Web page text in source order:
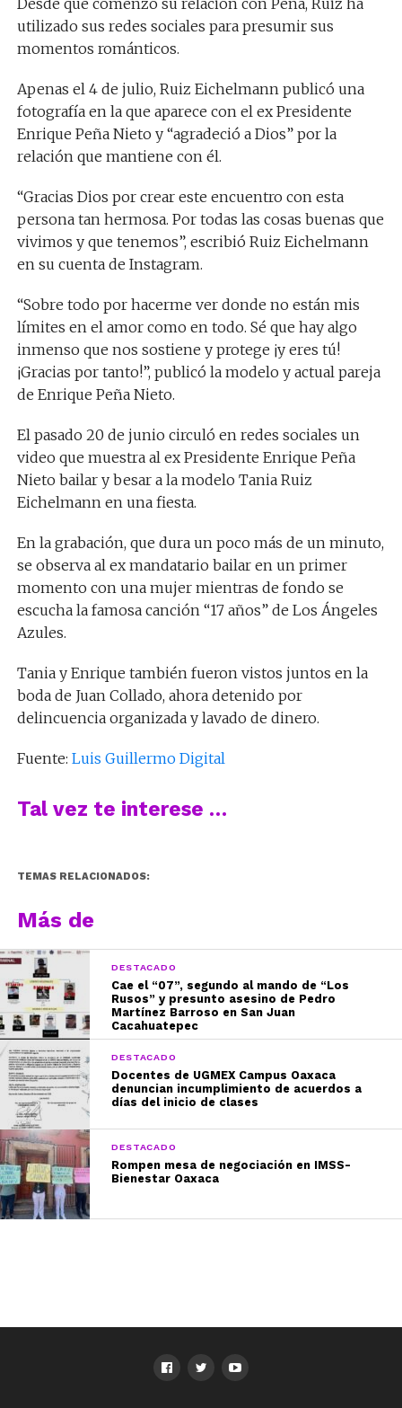
Desde que comenzó su relación con Peña, Ruiz ha
utilizado sus redes sociales para presumir sus
momentos románticos.
Apenas el 4 de julio, Ruiz Eichelmann publicó una
fotografía en la que aparece con el ex Presidente
Enrique Peña Nieto y “agradeció a Dios” por la
relación que mantiene con él.
“Gracias Dios por crear este encuentro con esta
persona tan hermosa. Por todas las cosas buenas que
vivimos y que tenemos”, escribió Ruiz Eichelmann
en su cuenta de Instagram.
“Sobre todo por hacerme ver donde no están mis
límites en el amor como en todo. Sé que hay algo
inmenso que nos sostiene y protege ¡y eres tú!
¡Gracias por tanto!”, publicó la modelo y actual pareja
de Enrique Peña Nieto.
El pasado 20 de junio circuló en redes sociales un
video que muestra al ex Presidente Enrique Peña
Nieto bailar y besar a la modelo Tania Ruiz
Eichelmann en una fiesta.
En la grabación, que dura un poco más de un minuto,
se observa al ex mandatario bailar en un primer
momento con una mujer mientras de fondo se
escucha la famosa canción “17 años” de Los Ángeles
Azules.
Tania y Enrique también fueron vistos juntos en la
boda de Juan Collado, ahora detenido por
delincuencia organizada y lavado de dinero.
Fuente: Luis Guillermo Digital
Tal vez te interese …
TEMAS RELACIONADOS:
Más de
DESTACADO
Cae el “07”, segundo al mando de “Los
Rusos” y presunto asesino de Pedro
Martínez Barroso en San Juan
Cacahuatepec
DESTACADO
Docentes de UGMEX Campus Oaxaca
denuncian incumplimiento de acuerdos a
días del inicio de clases
DESTACADO
Rompen mesa de negociación en IMSS-
Bienestar Oaxaca